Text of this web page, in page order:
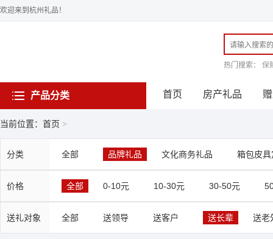
欢迎来到杭州礼品！
热门搜索： 保
产品分类 首页 房产礼品
当前位置：首页 >
分类 全部 品牌礼品 文化商务礼品 箱包皮具
价格 全部 0-10元 10-30元 30-50元
送礼对象 全部 送领导 送客户 送长辈 送老